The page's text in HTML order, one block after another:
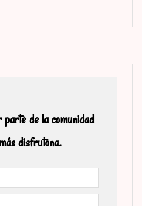
de la comunidad
disfrutona.